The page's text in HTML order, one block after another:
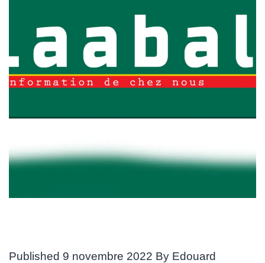
Published 9 novembre 2022 By Edouard